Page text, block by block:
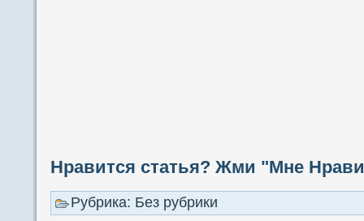
Нравится статья? Жми "Мне
Рубрика: Без рубрики